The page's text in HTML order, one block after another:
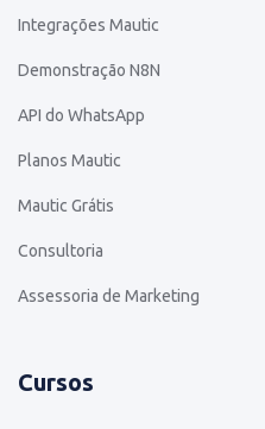
Integrações Mautic
Demonstração N8N
API do WhatsApp
Planos Mautic
Mautic Grátis
Consultoria
Assessoria de Marketing
Cursos